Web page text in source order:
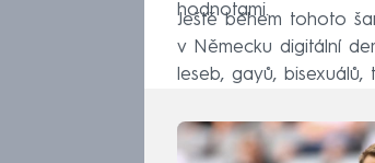
hodnotami.
Ještě během tohoto
v Německu digitální
leseb, gayů,